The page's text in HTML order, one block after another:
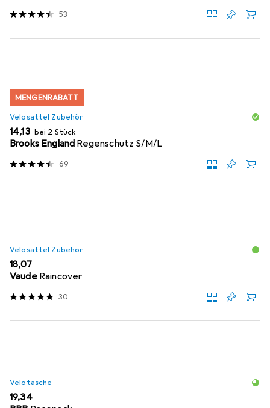
53
MENGENRABATT
Velosattel Zubehör
EUR
14,13 bei 2 Stück
Brooks England Regenschutz S/M/L
69
Velosattel Zubehör
EUR
18,07
Vaude Raincover
30
Velotasche
EUR
19,34